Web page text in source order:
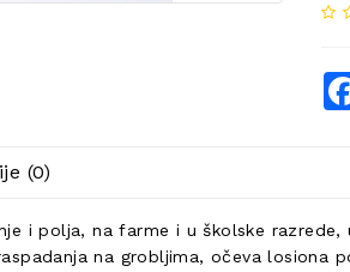
(0)
i polja, na farme i u školske
na grobljima, očeva losiona